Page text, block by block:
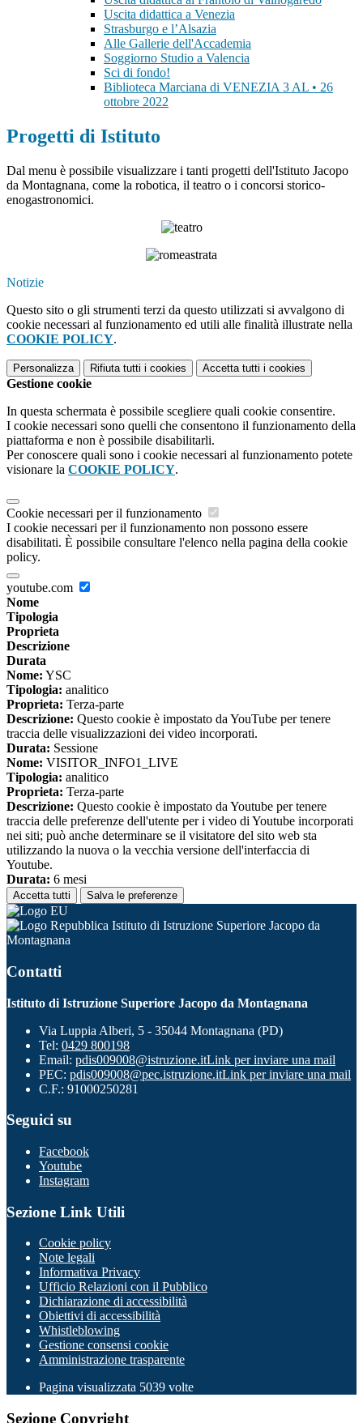
Uscita didattica a Venezia
Strasburgo e l’Alsazia
Alle Gallerie dell'Accademia
Soggiorno Studio a Valencia
Sci di fondo!
Biblioteca Marciana di VENEZIA 3 AL • 26
ottobre 2022
Progetti di Istituto
Dal menu è possibile visualizzare i tanti progetti dell'Istituto Jacopo
da Montagnana, come la robotica, il teatro o i concorsi storico-
enogastronomici.
Notizie
Questo sito o gli strumenti terzi da questo utilizzati si avvalgono di
cookie necessari al funzionamento ed utili alle finalità illustrate nella
COOKIE POLICY.
Personalizza Rifiuta tutti i cookies Accetta tutti i cookies
Gestione cookie
In questa schermata è possibile scegliere quali cookie consentire.
I cookie necessari sono quelli che consentono il funzionamento della
piattaforma e non è possibile disabilitarli.
Per conoscere quali sono i cookie necessari al funzionamento potete
visionare la COOKIE POLICY.
Cookie necessari per il funzionamento
I cookie necessari per il funzionamento non possono essere
disabilitati. È possibile consultare l'elenco nella pagina della cookie
policy.
youtube.com
Nome
Tipologia
Proprieta
Descrizione
Durata
Nome: YSC
Tipologia: analitico
Proprieta: Terza-parte
Descrizione: Questo cookie è impostato da YouTube per tenere
traccia delle visualizzazioni dei video incorporati.
Durata: Sessione
Nome: VISITOR_INFO1_LIVE
Tipologia: analitico
Proprieta: Terza-parte
Descrizione: Questo cookie è impostato da Youtube per tenere
traccia delle preferenze dell'utente per i video di Youtube incorporati
nei siti; può anche determinare se il visitatore del sito web sta
utilizzando la nuova o la vecchia versione dell'interfaccia di
Youtube.
Durata: 6 mesi
Accetta tutti Salva le preferenze
Istituto di Istruzione Superiore Jacopo da
Montagnana
Contatti
Istituto di Istruzione Superiore Jacopo da Montagnana
Via Luppia Alberi, 5 - 35044 Montagnana (PD)
Tel: 0429 800198
Email: pdis009008@istruzione.itLink per inviare una mail
PEC: pdis009008@pec.istruzione.itLink per inviare una mail
C.F.: 91000250281
Seguici su
Facebook
Youtube
Instagram
Sezione Link Utili
Cookie policy
Note legali
Informativa Privacy
Ufficio Relazioni con il Pubblico
Dichiarazione di accessibilità
Obiettivi di accessibilità
Whistleblowing
Gestione consensi cookie
Amministrazione trasparente
Pagina visualizzata 5039 volte
Sezione Copyright